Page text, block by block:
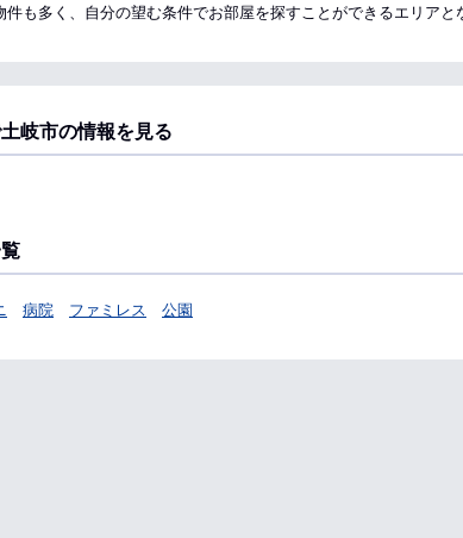
件も多く、自分の望む条件でお部屋を探すことができるエリアと
岐市の情報を見る
病院 ファミレス 公園